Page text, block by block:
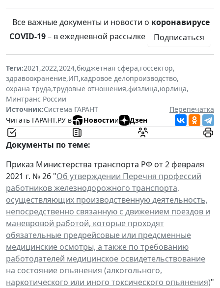
Все важные документы и новости о коронавирусе
COVID-19– в ежедневной рассылке Подписаться
Теги:2021 ,2022,2024,бюджетная сфера,госсектор,
здравоохранение,ИП,кадровое делопроизводство,
охрана труда,трудовые отношения,физлица,юрлица,
Минтранс России
Источник:Система ГАРАНТ
Перепечатка
Читать ГАРАНТ.РУ в
Новостии Дзен
Документы по теме:
Приказ Министерства транспорта РФ от 2 февраля
2021 г. № 26 "Об утверждении Перечня профессий
работников железнодорожного транспорта,
осуществляющих производственную деятельность,
непосредственно связанную с движением поездов и
маневровой работой, которые проходят
обязательные предрейсовые или предсменные
медицинские осмотры, а также по требованию
работодателей медицинское освидетельствование
на состояние опьянения (алкогольного,
наркотического или иного токсического опьянения)"